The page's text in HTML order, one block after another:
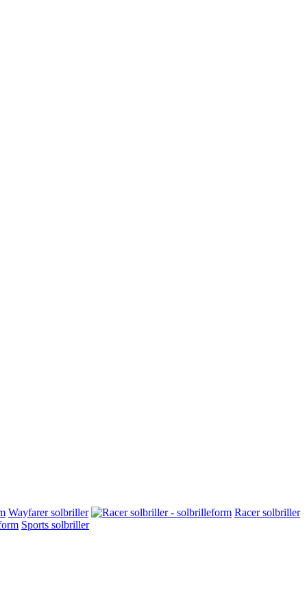
Wayfarer solbriller
Racer solbriller
Sports solbriller